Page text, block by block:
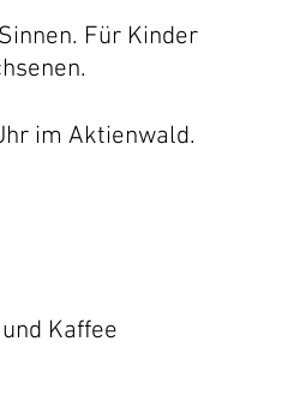
Für Kinder
im Aktienwald.
Kaffee